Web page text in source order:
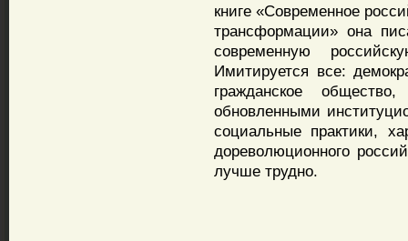
книге «Современное
трансформации» она
современную
Имитируется все:
гражданское
обновленными
социальные практики,
дореволюционного
лучше трудно.